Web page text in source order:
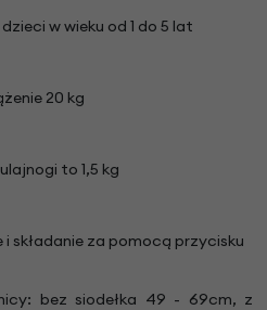
w wieku od 1 do 5 lat
20 kg
to 1,5 kg
i składanie za pomocą przycisku
bez siodełka 49 - 69cm, z